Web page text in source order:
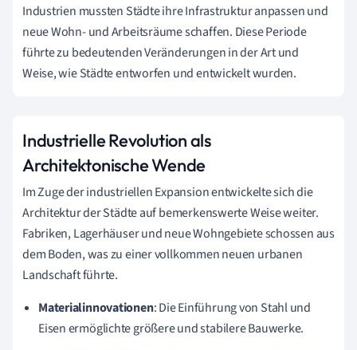
Industrien mussten Städte ihre Infrastruktur anpassen und
neue Wohn- und Arbeitsräume schaffen. Diese Periode
führte zu bedeutenden Veränderungen in der Art und
Weise, wie Städte entworfen und entwickelt wurden.
Industrielle Revolution als
Architektonische Wende
Im Zuge der industriellen Expansion entwickelte sich die
Architektur der Städte auf bemerkenswerte Weise weiter.
Fabriken, Lagerhäuser und neue Wohngebiete schossen aus
dem Boden, was zu einer vollkommen neuen urbanen
Landschaft führte.
Materialinnovationen: Die Einführung von Stahl und
Eisen ermöglichte größere und stabilere Bauwerke.